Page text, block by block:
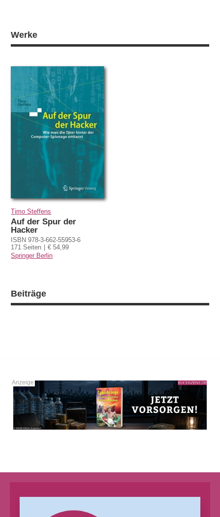
Werke
Timo Steffens
Auf der Spur der
Hacker
ISBN 978-3-662-55953-6
171 Seiten
€ 54,99
Springer Berlin
Beiträge